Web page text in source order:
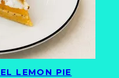
LEMON PIE